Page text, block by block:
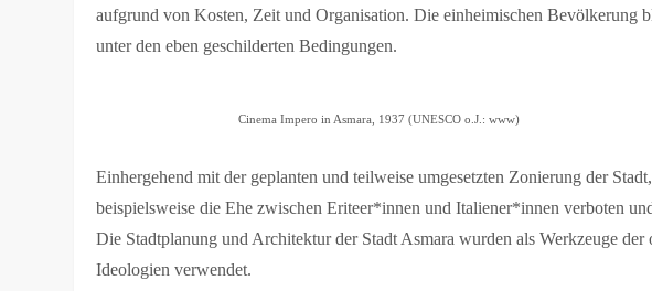
aufgrund von Kosten, Zeit und Organisation. Die einheimischen Bevölkerung
unter den eben geschilderten Bedingungen.
Cinema Impero in Asmara, 1937 (UNESCO o.J.: www)
Einhergehend mit der geplanten und teilweise umgesetzten Zonierung der
beispielsweise die Ehe zwischen Eriteer*innen und Italiener*innen verboten
Die Stadtplanung und Architektur der Stadt Asmara wurden als Werkzeuge
Ideologien verwendet.